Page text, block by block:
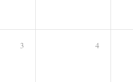
3 4